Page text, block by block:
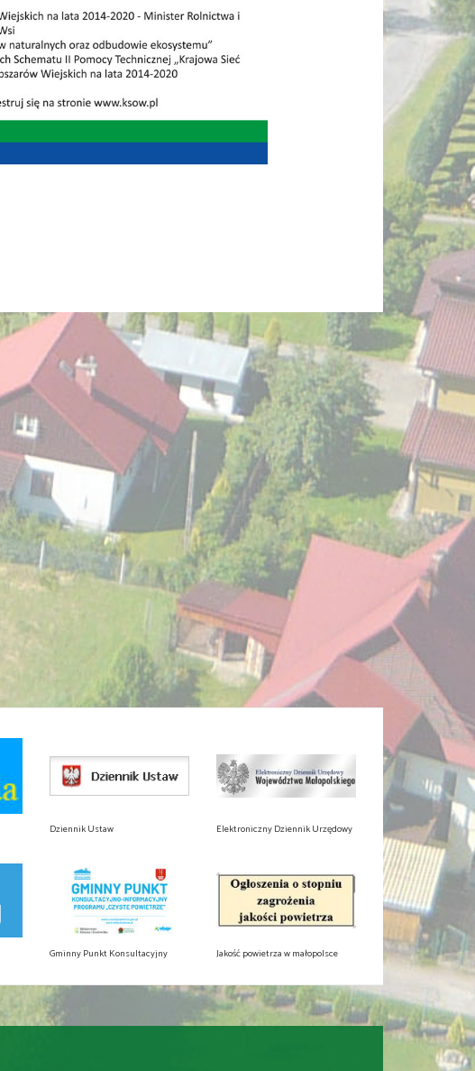
Dziennik Ustaw Elektroniczny Dziennik Urzędowy
Gminny Punkt Konsultacyjny Jakość powietrza w małopolsce